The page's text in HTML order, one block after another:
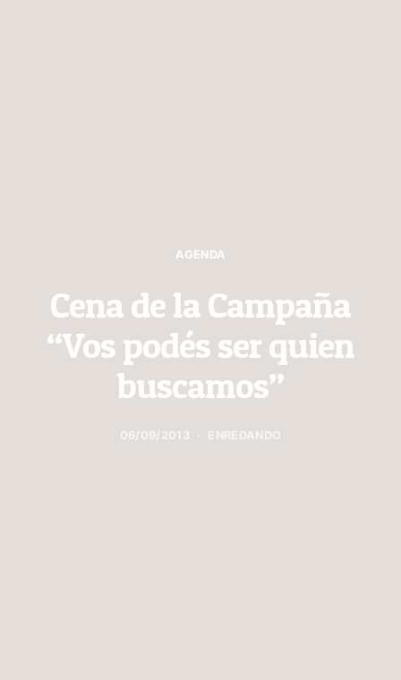
AGENDA
Cena de la Campaña
“Vos podés ser quien
buscamos”
06/09/2013 ENREDANDO